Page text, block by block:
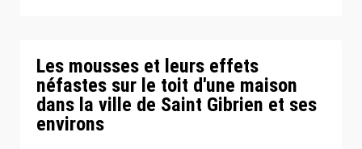
Les mousses et leurs effets
néfastes sur le toit d'une maison
dans la ville de Saint Gibrien et ses
environs